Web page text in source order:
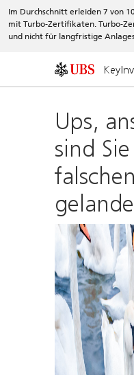
Im Durchschnitt erleiden 7 von
mit Turbo-Zertifikaten. Turbo-
und nicht für langfristige
Ups,
sind